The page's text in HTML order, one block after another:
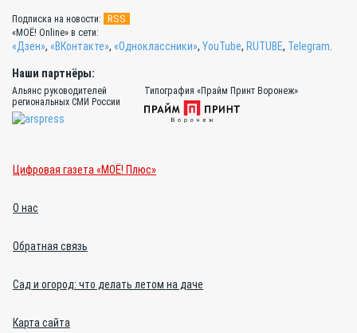
Подписка на новости: RSS
«МОЁ! Online» в сети:
«Дзен», «ВКонтакте», «Одноклассники», YouTube, RUTUBE, Telegram
Наши партнёры:
Альянс руководителей
региональных СМИ России
Типография «Прайм Принт Воронеж»
Цифровая газета «МОЁ! Плюс»
О нас
Обратная связь
Сад и огород: что делать летом на даче
Карта сайта